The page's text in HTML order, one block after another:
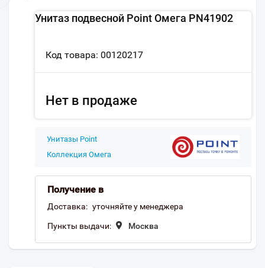
Унитаз подвесной Point Омега PN41902
Код товара: 00120217
Нет в продаже
Унитазы Point
Коллекция Омега
Получение в
Доставка: уточняйте у менеджера
Пункты выдачи: Москва